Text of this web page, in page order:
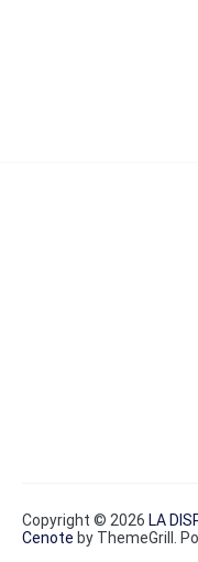
Copyright © 2026 LA
Cenote by ThemeGrill.